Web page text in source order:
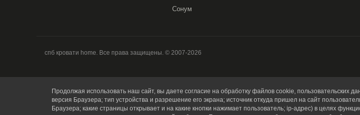
Сонум
спб кровати home. Все права защищены. © 2007-2026
Продолжая использовать наш сайт, вы даете согласие на обработку файлов cookie, пользовательских
версия Браузера; тип устройства и разрешение его экрана; источник откуда пришел на сайт
Браузера; какие страницы открывает и на какие кнопки нажимает пользователь; ip-адрес) в целях